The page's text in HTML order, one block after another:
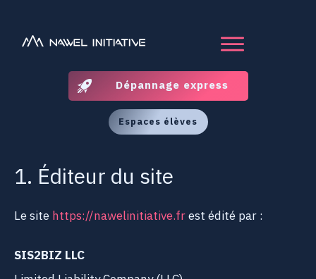
Dépannage express
Espaces élèves
1. Éditeur du site
Le sitehttps://nawelinitiative.frest édité par :
SIS2BIZ LLC